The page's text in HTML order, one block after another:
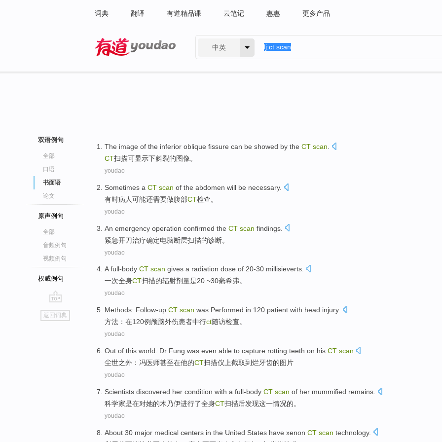
词典 翻译 有道精品课 云笔记 惠惠 更多产品
中英
双语例句
全部
口语
书面语
论文
原声例句
全部
音频例句
视频例句
权威例句
go
top
返回词典
The image of the inferior oblique fissure can be showed by the CT scan
CT扫描可显示下斜裂的图像。
youdao
Sometimes a CT scan of the abdomen will be necessary.
有时病人可能还需要做腹部CT检查。
youdao
An emergency operation confirmed the CT scan findings.
紧急开刀治疗确定电脑断层扫描的诊断。
youdao
A full-body CT scan gives a radiation dose of 20-30 millisieverts.
一次全身CT扫描的辐射剂量是20 ~30毫希弗。
youdao
Methods: Follow-up CT scan was Performed in 120 patient with head injury.
方法 ： 在120例 颅脑外伤患者中行ct随访检查。
youdao
Out of this world: Dr Fung was even able to capture rotting teeth on his CT scan
尘世之外： 冯医师甚至在他的CT扫描仪上截取到烂牙齿的图片
youdao
Scientists discovered her condition with a full-body CT scan of her mummified remains.
科学家是在对她的木乃伊进行了全身CT扫描后发现这一情况的。
youdao
About 30 major medical centers in the United States have xenon CT scan technology.